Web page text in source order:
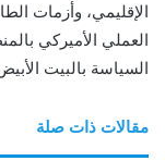
الإقليمي، وأزمات
العملي الأميركي
السياسة بالبيت
مقالات ذات صلة